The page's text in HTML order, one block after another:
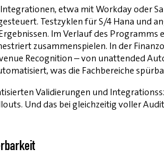
etwa mit Workday oder
Testzyklen für S/4 Hana und
Im Verlauf des
zusammenspielen. In der
Recognition – von unattended
was die Fachbereiche
Validierungen und
Und das bei gleichzeitig voller